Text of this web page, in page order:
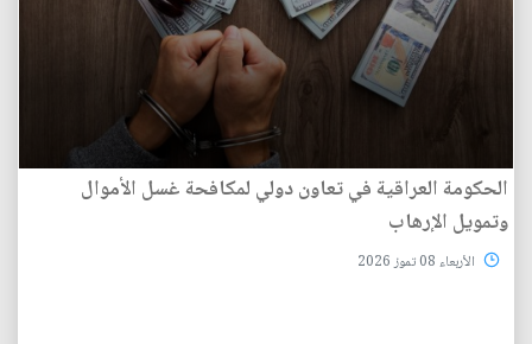
الحكومة العراقية في تعاون دولي لمكافحة غسل الأموال
وتمويل الإرهاب
الأربعاء 08 تموز 2026